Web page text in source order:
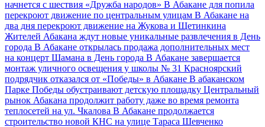
начнется с шествия «Дружба народов» В Абакане для попила
перекроют движение по центральным улицам В Абакане на
два дня перекроют движение на Жукова и Щетинкина
Жителей Абакана ждут новые уникальные развлечения в День
города В Абакане открылась продажа дополнительных мест
на концерт Шамана в День города В Абакане завершается
монтаж уличного освещения у школы № 31 Красноярский
подрядчик отказался от «Победы» в Абакане В абаканском
Парке Победы обустраивают детскую площадку Центральный
рынок Абакана продолжит работу даже во время ремонта
теплосетей на ул. Чкалова В Абакане продолжается
строительство новой КНС на улице Тараса Шевченко